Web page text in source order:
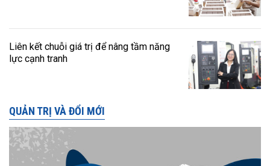
Liên kết chuỗi giá trị để nâng tầm năng
lực cạnh tranh
QUẢN TRỊ VÀ ĐỔI MỚI